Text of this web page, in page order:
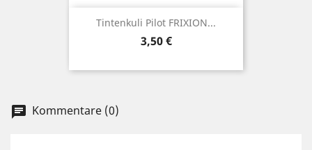
Tintenkuli Pilot FRIXION...
Preis
3,50 €
chat Kommentare (0)